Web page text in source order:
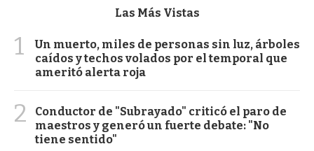
Las Más Vistas
1
Un muerto, miles de personas sin luz, árboles
caídos y techos volados por el temporal que
ameritó alerta roja
2
Conductor de "Subrayado" criticó el paro de
maestros y generó un fuerte debate: "No
tiene sentido"